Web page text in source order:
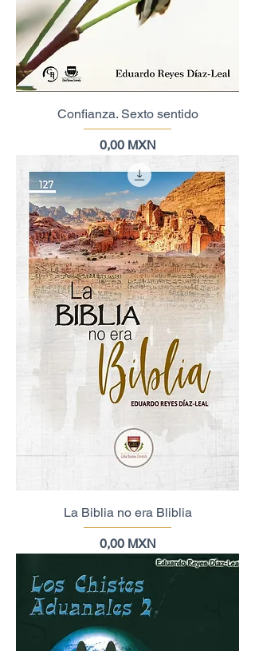
Confianza. Sexto sentido
Precio
0,00 MXN
La Biblia no era Bliblia
Precio
0,00 MXN